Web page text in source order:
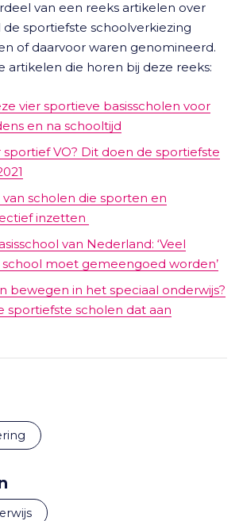
van een reeks artikelen over
sportiefste schoolverkiezing
of daarvoor waren genomineerd.
artikelen die horen bij deze reeks:
vier sportieve basisscholen voor
en na schooltijd
sportief VO? Dit doen de sportiefste
scholen die sporten en
inzetten
van Nederland: ‘Veel
moet gemeengoed worden’
bewegen in het speciaal onderwijs?
sportiefste scholen dat aan